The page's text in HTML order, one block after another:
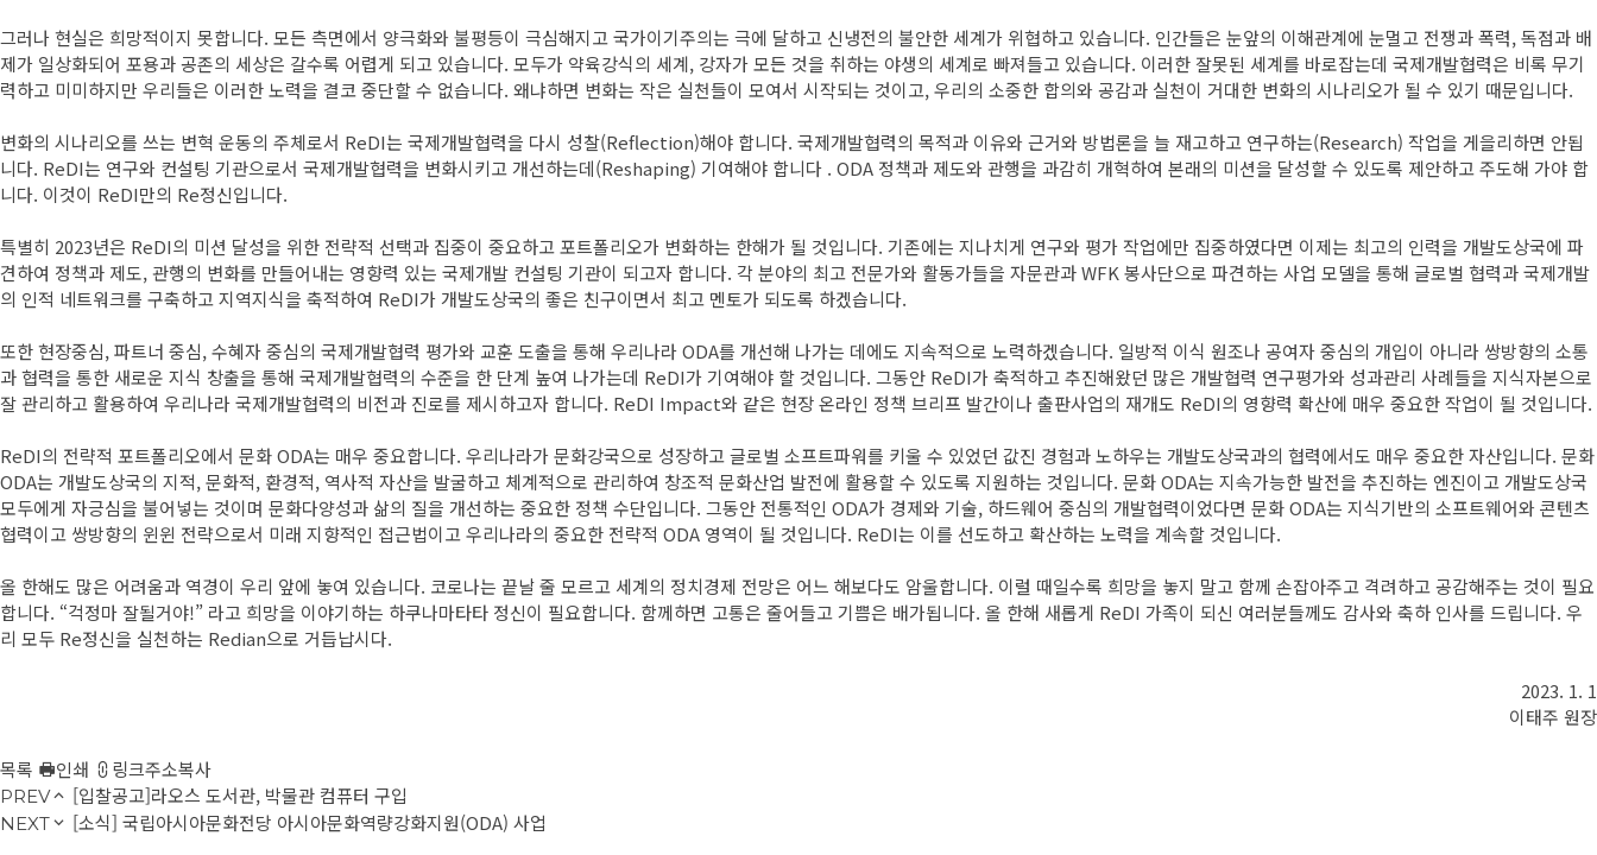
그러나 현실은 희망적이지 못합니다. 모든 측면에서 양극화와 불평등이 극심해지고 국가이기주의는 극에 달하고 신냉전의 불안한 세계가 위협하고 있습니다. 인간들은 눈앞의 이해관계에 눈멀고 전쟁과 폭력, 독점과 배
제가 일상화되어 포용과 공존의 세상은 갈수록 어렵게 되고 있습니다. 모두가 약육강식의 세계, 강자가 모든 것을 취하는 야생의 세계로 빠져들고 있습니다. 이러한 잘못된 세계를 바로잡는데 국제개발협력은 비록 무기
력하고 미미하지만 우리들은 이러한 노력을 결코 중단할 수 없습니다. 왜냐하면 변화는 작은 실천들이 모여서 시작되는 것이고, 우리의 소중한 합의와 공감과 실천이 거대한 변화의 시나리오가 될 수 있기 때문입니다.
변화의 시나리오를 쓰는 변혁 운동의 주체로서 ReDI는 국제개발협력을 다시 성찰(Reflection)해야 합니다. 국제개발협력의 목적과 이유와 근거와 방법론을 늘 재고하고 연구하는(Research) 작업을 게을리하면 안됩
니다. ReDI는 연구와 컨설팅 기관으로서 국제개발협력을 변화시키고 개선하는데(Reshaping) 기여해야 합니다 . ODA 정책과 제도와 관행을 과감히 개혁하여 본래의 미션을 달성할 수 있도록 제안하고 주도해 가야 합
니다. 이것이 ReDI만의 Re정신입니다.
특별히 2023년은 ReDI의 미션 달성을 위한 전략적 선택과 집중이 중요하고 포트폴리오가 변화하는 한해가 될 것입니다. 기존에는 지나치게 연구와 평가 작업에만 집중하였다면 이제는 최고의 인력을 개발도상국에 파
견하여 정책과 제도, 관행의 변화를 만들어내는 영향력 있는 국제개발 컨설팅 기관이 되고자 합니다. 각 분야의 최고 전문가와 활동가들을 자문관과 WFK 봉사단으로 파견하는 사업 모델을 통해 글로벌 협력과 국제개발
의 인적 네트워크를 구축하고 지역지식을 축적하여 ReDI가 개발도상국의 좋은 친구이면서 최고 멘토가 되도록 하겠습니다.
또한 현장중심, 파트너 중심, 수혜자 중심의 국제개발협력 평가와 교훈 도출을 통해 우리나라 ODA를 개선해 나가는 데에도 지속적으로 노력하겠습니다. 일방적 이식 원조나 공여자 중심의 개입이 아니라 쌍방향의 소통
과 협력을 통한 새로운 지식 창출을 통해 국제개발협력의 수준을 한 단계 높여 나가는데 ReDI가 기여해야 할 것입니다. 그동안 ReDI가 축적하고 추진해왔던 많은 개발협력 연구평가와 성과관리 사례들을 지식자본으로
잘 관리하고 활용하여 우리나라 국제개발협력의 비전과 진로를 제시하고자 합니다. ReDI Impact와 같은 현장 온라인 정책 브리프 발간이나 출판사업의 재개도 ReDI의 영향력 확산에 매우 중요한 작업이 될 것입니다.
ReDI의 전략적 포트폴리오에서 문화 ODA는 매우 중요합니다. 우리나라가 문화강국으로 성장하고 글로벌 소프트파워를 키울 수 있었던 값진 경험과 노하우는 개발도상국과의 협력에서도 매우 중요한 자산입니다. 문화
ODA는 개발도상국의 지적, 문화적, 환경적, 역사적 자산을 발굴하고 체계적으로 관리하여 창조적 문화산업 발전에 활용할 수 있도록 지원하는 것입니다. 문화 ODA는 지속가능한 발전을 추진하는 엔진이고 개발도상국
모두에게 자긍심을 불어넣는 것이며 문화다양성과 삶의 질을 개선하는 중요한 정책 수단입니다. 그동안 전통적인 ODA가 경제와 기술, 하드웨어 중심의 개발협력이었다면 문화 ODA는 지식기반의 소프트웨어와 콘텐츠
협력이고 쌍방향의 윈윈 전략으로서 미래 지향적인 접근법이고 우리나라의 중요한 전략적 ODA 영역이 될 것입니다. ReDI는 이를 선도하고 확산하는 노력을 계속할 것입니다.
올 한해도 많은 어려움과 역경이 우리 앞에 놓여 있습니다. 코로나는 끝날 줄 모르고 세계의 정치경제 전망은 어느 해보다도 암울합니다. 이럴 때일수록 희망을 놓지 말고 함께 손잡아주고 격려하고 공감해주는 것이 필요
합니다. “걱정마 잘될거야!” 라고 희망을 이야기하는 하쿠나마타타 정신이 필요합니다. 함께하면 고통은 줄어들고 기쁨은 배가됩니다. 올 한해 새롭게 ReDI 가족이 되신 여러분들께도 감사와 축하 인사를 드립니다. 우
리 모두 Re정신을 실천하는 Redian으로 거듭납시다.
2023. 1. 1
이태주 원장
목록 인쇄 링크주소복사
PREV [입찰공고]라오스 도서관, 박물관 컴퓨터 구입
NEXT [소식] 국립아시아문화전당 아시아문화역량강화지원(ODA) 사업